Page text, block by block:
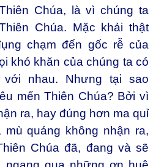
Chúa, là vì chúng ta
Chúa. Mặc khải thật
chạm đến gốc rễ của
khó khăn của chúng ta có
nhau. Nhưng tại sao
mến Thiên Chúa? Bởi vì
ra, hay đúng hơn ma quỉ
mù quáng không nhận ra,
Chúa đã, đang và sẽ